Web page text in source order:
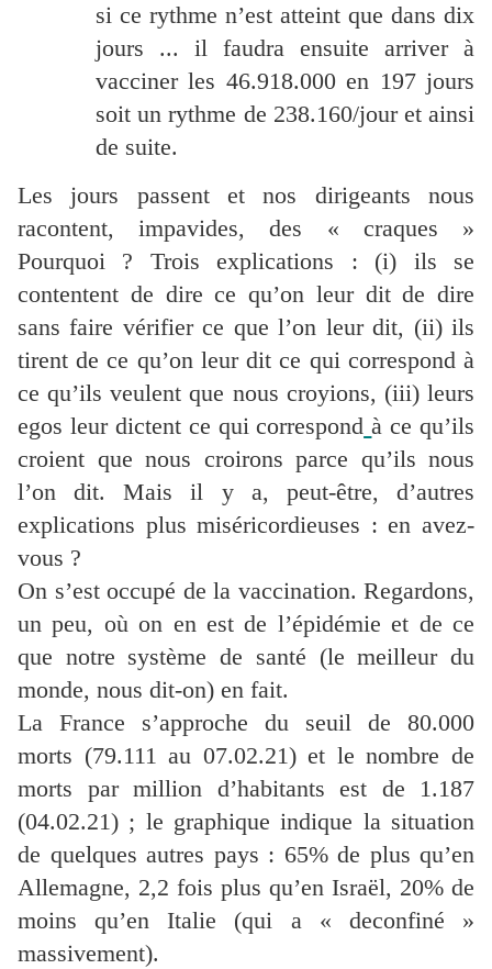
si ce rythme n’est atteint que dans dix
jours ... il faudra ensuite arriver à
vacciner les 46.918.000 en 197 jours
soit un rythme de 238.160/jour et ainsi
de suite.
Les jours passent et nos dirigeants nous
racontent, impavides, des « craques »
Pourquoi ? Trois explications : (i) ils se
contentent de dire ce qu’on leur dit de dire
sans faire vérifier ce que l’on leur dit, (ii) ils
tirent de ce qu’on leur dit ce qui correspond à
ce qu’ils veulent que nous croyions, (iii) leurs
egos leur dictent ce qui correspond à ce qu’ils
croient que nous croirons parce qu’ils nous
l’on dit. Mais il y a, peut-être, d’autres
explications plus miséricordieuses : en avez-
vous ?
On s’est occupé de la vaccination. Regardons,
un peu, où on en est de l’épidémie et de ce
que notre système de santé (le meilleur du
monde, nous dit-on) en fait.
La France s’approche du seuil de 80.000
morts (79.111 au 07.02.21) et le nombre de
morts par million d’habitants est de 1.187
(04.02.21) ; le graphique indique la situation
de quelques autres pays : 65% de plus qu’en
Allemagne, 2,2 fois plus qu’en Israël, 20% de
moins qu’en Italie (qui a « deconfiné »
massivement).